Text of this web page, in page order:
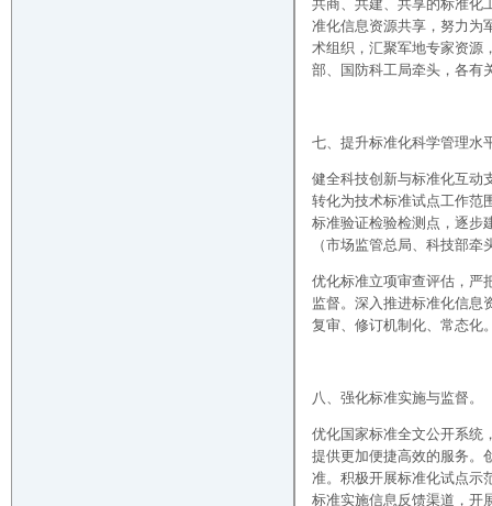
共商、共建、共享的标准化
准化信息资源共享，努力为
术组织，汇聚军地专家资源
部、国防科工局牵头，各有
七、提升标准化科学管理水
健全科技创新与标准化互动
转化为技术标准试点工作范
标准验证检验检测点，逐步
（市场监管总局、科技部
优化标准立项审查评估，严
监督。深入推进标准化信息
复审、修订机制化、常态化
八、强化标准实施与监督。
优化国家标准全文公开系统
提供更加便捷高效的服务。
准。积极开展标准化试点示
标准实施信息反馈渠道，开